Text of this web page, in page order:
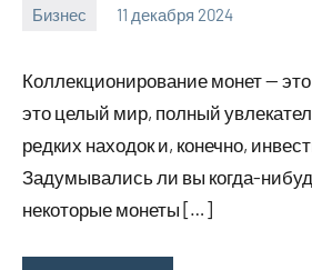
Бизнес 11 декабря 2024
Коллекционирование монет —
это целый мир, полный
редких находок и, конечно,
Задумывались ли вы когда-
некоторые монеты […]